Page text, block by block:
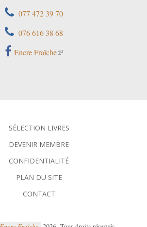
077 472 39 70
076 616 38 68
Encre Fraîche
SÉLECTION LIVRES
DEVENIR MEMBRE
CONFIDENTIALITÉ
PLAN DU SITE
CONTACT